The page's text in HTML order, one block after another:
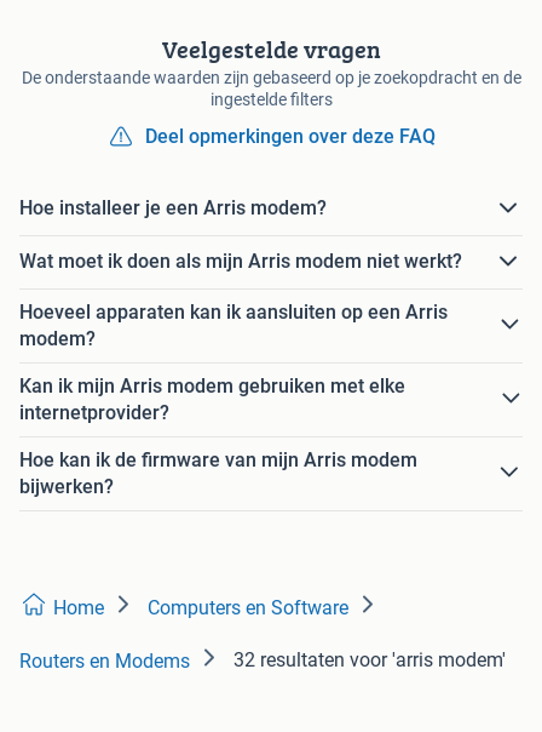
Veelgestelde vragen
De onderstaande waarden zijn gebaseerd op je zoekopdracht en de
ingestelde filters
Deel opmerkingen over deze FAQ
Hoe installeer je een Arris modem?
Wat moet ik doen als mijn Arris modem niet werkt?
Hoeveel apparaten kan ik aansluiten op een Arris
modem?
Kan ik mijn Arris modem gebruiken met elke
internetprovider?
Hoe kan ik de firmware van mijn Arris modem
bijwerken?
Home Computers en Software
Routers en Modems 32 resultaten voor 'arris modem'